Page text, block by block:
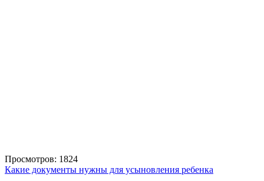
Просмотров: 1824
Какие документы нужны для усыновления ребенка